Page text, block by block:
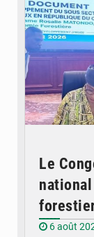
Le
6 août